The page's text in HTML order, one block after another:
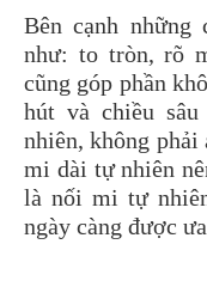
Bên cạnh những
như: to tròn, rõ
cũng góp phần
hút và chiều
nhiên, không phải
mi dài tự nhiên
là nối mi tự
ngày càng được